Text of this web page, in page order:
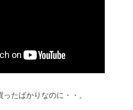
たばかりなのに・・。